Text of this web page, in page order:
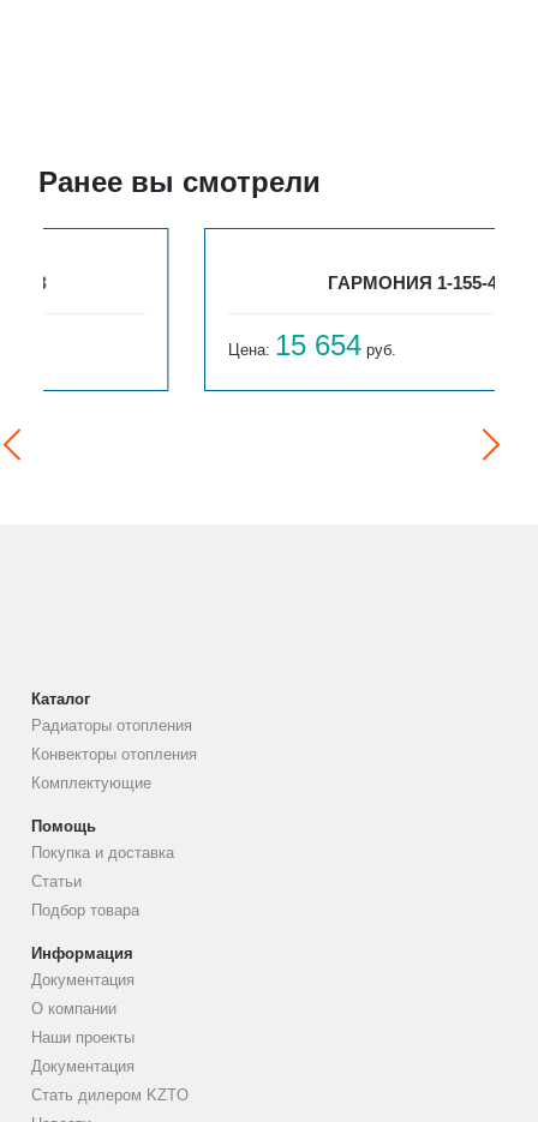
Ранее вы смотрели
ГАРМОНИЯ 1-155-4
руб.
Каталог
Радиаторы отопления
Конвекторы отопления
Комплектующие
Помощь
Покупка и доставка
Статьи
Подбор товара
Информация
Документация
О компании
Наши проекты
Документация
Стать дилером KZTO